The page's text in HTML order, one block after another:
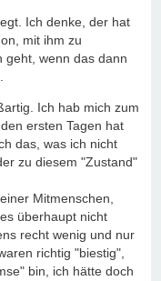
Ich denke, der hat
mit ihm zu
geht, wenn das dann
Ich hab mich zum
ersten Tagen hat
das, was ich nicht
zu diesem "Zustand"
Mitmenschen,
überhaupt nicht
recht wenig und nur
richtig "biestig",
bin, ich hätte doch